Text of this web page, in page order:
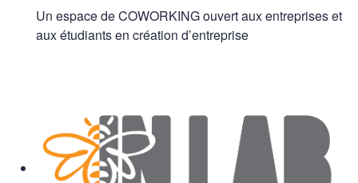
Un espace de COWORKING ouvert aux entreprises et
aux étudiants en création d’entreprise